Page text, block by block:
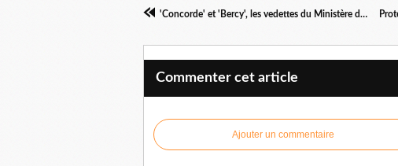
'Concorde' et 'Bercy', les vedettes du Ministère des Finances
Commenter cet article
Ajouter un commentaire